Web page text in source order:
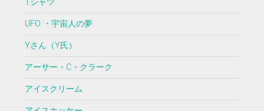
Tシャツ
UFO ・宇宙人の夢
Yさん（Y氏）
アーサー・C・クラーク
アイスクリーム